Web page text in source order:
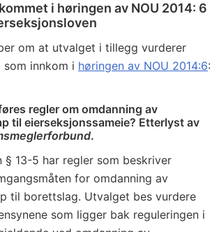
i høringen av NOU 2014: 6
om at utvalget i tillegg vurderer
innkom i høringen av NOU 2014:6:
regler om omdanning av
til eierseksjonssameie? Etterlyst av
.
§ 13-5 har regler som beskriver
for omdanning av
til borettslag. Utvalget bes vurdere
som ligger bak reguleringen i